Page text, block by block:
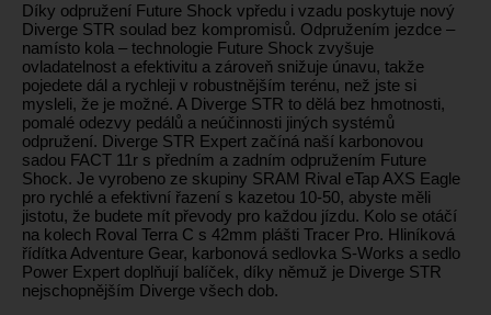
Díky odpružení Future Shock vpředu i vzadu poskytuje nový
Diverge STR soulad bez kompromisů. Odpružením jezdce –
namísto kola – technologie Future Shock zvyšuje
ovladatelnost a efektivitu a zároveň snižuje únavu, takže
pojedete dál a rychleji v robustnějším terénu, než jste si
mysleli, že je možné. A Diverge STR to dělá bez hmotnosti,
pomalé odezvy pedálů a neúčinnosti jiných systémů
odpružení. Diverge STR Expert začíná naší karbonovou
sadou FACT 11r s předním a zadním odpružením Future
Shock. Je vyrobeno ze skupiny SRAM Rival eTap AXS Eagle
pro rychlé a efektivní řazení s kazetou 10-50, abyste měli
jistotu, že budete mít převody pro každou jízdu. Kolo se otáčí
na kolech Roval Terra C s 42mm plášti Tracer Pro. Hliníková
řídítka Adventure Gear, karbonová sedlovka S-Works a sedlo
Power Expert doplňují balíček, díky němuž je Diverge STR
nejschopnějším Diverge všech dob.